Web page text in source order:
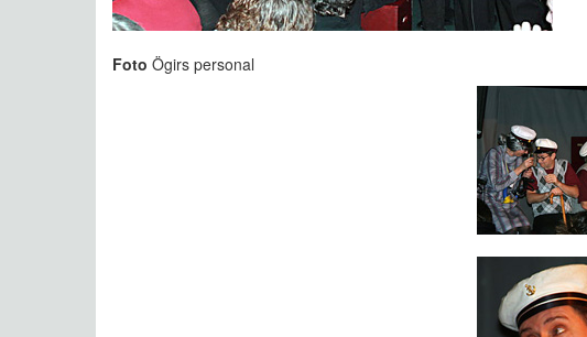
Foto Ögirs personal